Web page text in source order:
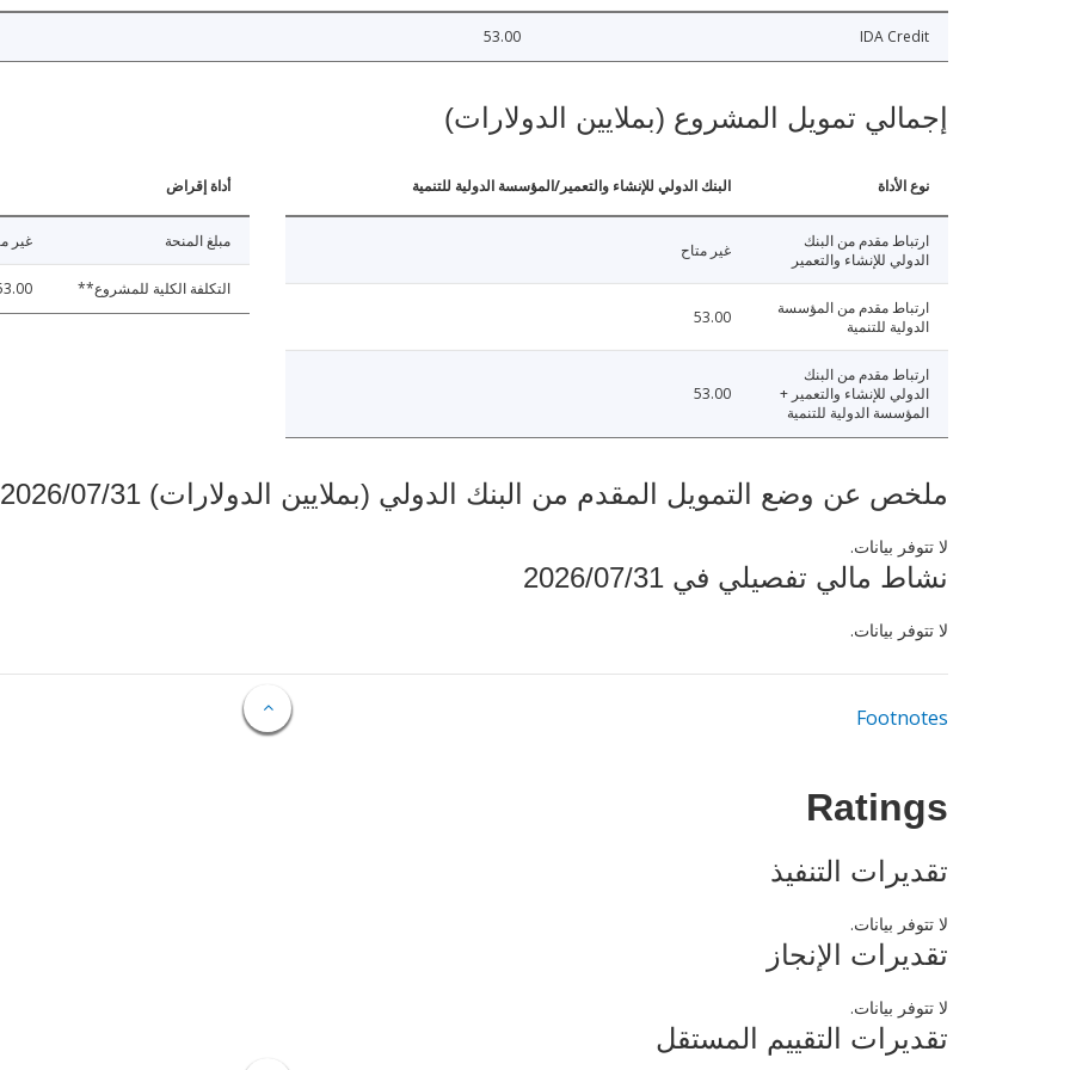
IDA Credit
53.00
إجمالي تمويل المشروع (بملايين الدولارات)
نوع الأداة البنك الدولي للإنشاء والتعمير/المؤسسة الدولية للتنمية
ارتباط مقدم من البنك
الدولي للإنشاء والتعمير
غير متاح
ارتباط مقدم من المؤسسة
الدولية للتنمية
53.00
ارتباط مقدم من البنك
الدولي للإنشاء والتعمير +
المؤسسة الدولية للتنمية
53.00
أداة إقراض
مبلغ المنحة غير
التكلفة الكلية للمشروع**
ملخص عن وضع التمويل المقدم من البنك الدولي (بملايين الدولارات) 2026/07/31
لا تتوفر بيانات.
نشاط مالي تفصيلي في 2026/07/31
لا تتوفر بيانات.
Footnotes
Ratings
تقديرات التنفيذ
لا تتوفر بيانات.
تقديرات الإنجاز
لا تتوفر بيانات.
تقديرات التقييم المستقل